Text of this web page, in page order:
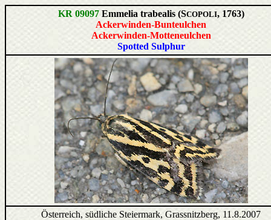
KR 09097 Emmelia trabealis (SCOPOLI, 1763)
Ackerwinden-Bunteulchen
Ackerwinden-Motteneulchen
Spotted Sulphur
Österreich, südliche Steiermark, Grassnitzberg, 11.8.2007